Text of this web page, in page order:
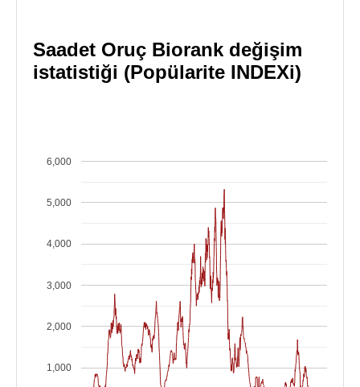
Saadet Oruç Biorank değişim
istatistiği (Popülarite INDEXi)
1,000
2,000
3,000
4,000
5,000
6,000